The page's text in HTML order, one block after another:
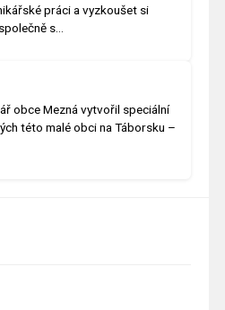
práci a vyzkoušet si
s…
obce Mezná vytvořil speciální
této malé obci na Táborsku –